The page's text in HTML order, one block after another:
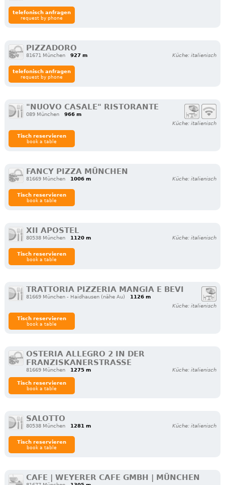
telefonisch anfragen
request by phone
PIZZADORO
81671 München 927 m Küche: italienisch
telefonisch anfragen
request by phone
"NUOVO CASALE" RISTORANTE
089 München
966 m
Küche: italienisch
Tisch reservieren
book a table
FANCY PIZZA MÜNCHEN
81669 München 1006 m Küche: italienisch
Tisch reservieren
book a table
XII APOSTEL
80538 München 1120 m Küche: italienisch
Tisch reservieren
book a table
TRATTORIA PIZZERIA MANGIA E BEVI
81669 München - Haidhausen (nähe Au)
1126 m
Küche: italienisch
Tisch reservieren
book a table
OSTERIA ALLEGRO 2 IN DER
FRANZISKANERSTRASSE
81669 München 1275 m Küche: italienisch
Tisch reservieren
book a table
SALOTTO
80538 München 1281 m Küche: italienisch
Tisch reservieren
book a table
CAFE | WEYERER CAFE GMBH | MÜNCHEN